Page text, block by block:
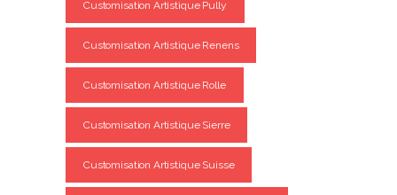
Customisation Artistique Pully
Customisation Artistique Renens
Customisation Artistique Rolle
Customisation Artistique Sierre
Customisation Artistique Suisse